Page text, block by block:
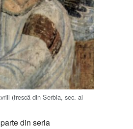
(frescă din Serbia, sec. al
din seria